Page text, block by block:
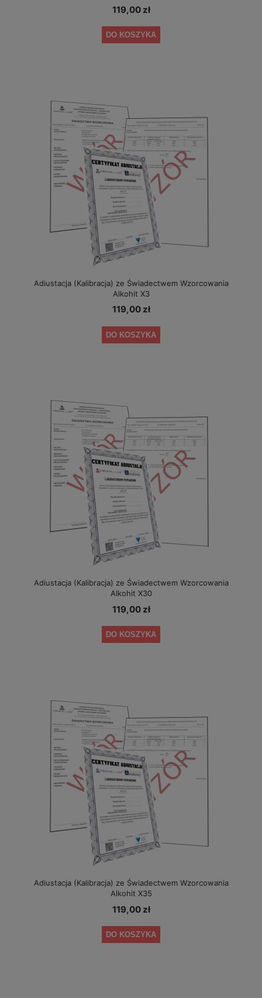
119,00 zł
DO KOSZYKA
Adiustacja (Kalibracja) ze Świadectwem Wzorcowania
Alkohit X3
119,00 zł
DO KOSZYKA
Adiustacja (Kalibracja) ze Świadectwem Wzorcowania
Alkohit X30
119,00 zł
DO KOSZYKA
Adiustacja (Kalibracja) ze Świadectwem Wzorcowania
Alkohit X35
119,00 zł
DO KOSZYKA